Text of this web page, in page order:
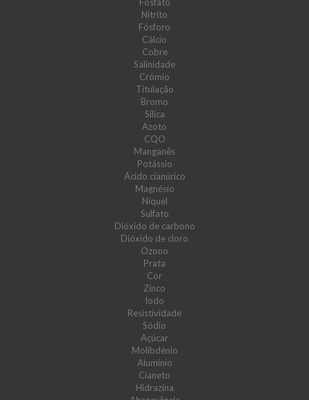
Nitrito
Fósforo
Cálcio
Cobre
Salinidade
Crómio
Titulação
Bromo
Sílica
Azoto
CQO
Manganês
Potássio
Ácido cianúrico
Magnésio
Níquel
Sulfato
Dióxido de carbono
Dióxido de cloro
Ozono
Prata
Cor
Zinco
Iodo
Resistividade
Sódio
Açúcar
Molibdénio
Alumínio
Cianeto
Hidrazina